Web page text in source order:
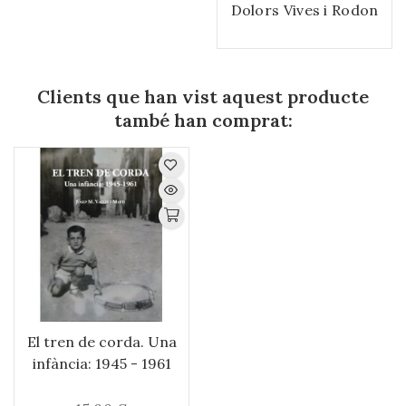
Dolors Vives i Rodon
Clients que han vist aquest producte
també han comprat:
El tren de corda. Una
infància: 1945 - 1961